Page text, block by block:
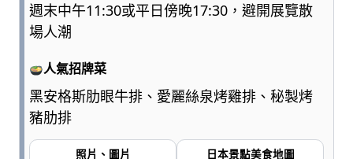
週末中午11:30或平日傍晚17:30，避開展覽散
場人潮
人氣招牌菜
黑安格斯肋眼牛排、愛麗絲泉烤雞排、秘製烤
豬肋排
照片、圖片 日本景點美食地圖